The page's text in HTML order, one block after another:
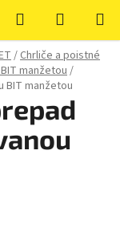
Hľadať
KOŠÍK
/Chrliče a poistné
manžetou/
BIT manžetou